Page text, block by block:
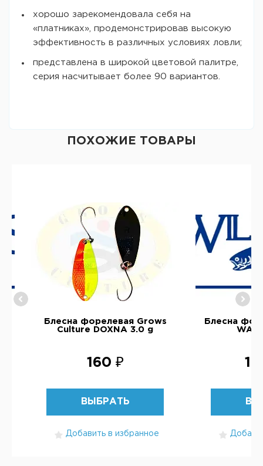
хорошо зарекомендовала себя на
«платниках», продемонстрировав высокую
эффективность в различных условиях ловли;
представлена в широкой цветовой палитре,
серия насчитывает более 90 вариантов.
ПОХОЖИЕ ТОВАРЫ
Блесна форелевая Grows
Culture DOXNA 3.0 g
160 ₽
ВЫБРАТЬ
Добавить в избранное
Блесна
1